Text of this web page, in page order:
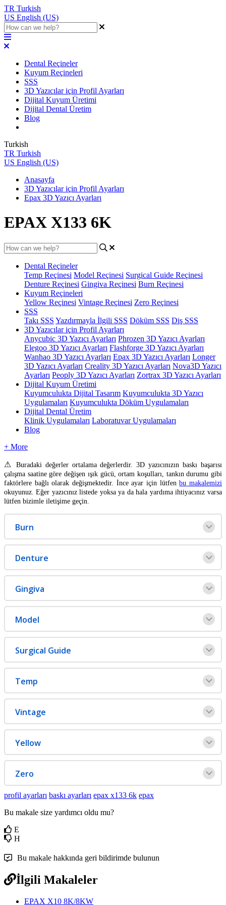
TR Turkish
US English (US)
Dental Reçineler
Kuyum Reçineleri
SSS
3D Yazıcılar için Profil Ayarları
Dijital Kuyum Üretimi
Dijital Dental Üretim
Blog
Turkish
TR Turkish
US English (US)
Anasayfa
3D Yazıcılar için Profil Ayarları
Epax 3D Yazıcı Ayarları
EPAX X133 6K
Dental Reçineler
Temp Reçinesi Model Reçinesi Surgical Guide Reçinesi
Denture Reçinesi Gingiva Reçinesi Burn Reçinesi
Kuyum Reçineleri
Yellow Reçinesi Vintage Reçinesi Zero Reçinesi
SSS
Takı SSS Yazdırmayla İlgili SSS Döküm SSS Diş SSS
3D Yazıcılar için Profil Ayarları
Anycubic 3D Yazıcı Ayarları Phrozen 3D Yazıcı Ayarları
Elegoo 3D Yazıcı Ayarları Flashforge 3D Yazıcı Ayarları
Wanhao 3D Yazıcı Ayarları Epax 3D Yazıcı Ayarları Longer
3D Yazıcı Ayarları Creality 3D Yazıcı Ayarları Nova3D Yazıcı
Ayarları Peoply 3D Yazıcı Ayarları Zortrax 3D Yazıcı Ayarları
Dijital Kuyum Üretimi
Kuyumculukta Dijital Tasarım Kuyumculukta 3D Yazıcı
Uygulamaları Kuyumculukta Döküm Uygulamaları
Dijital Dental Üretim
Klinik Uygulamaları Laboratuvar Uygulamaları
Blog
+ More
⚠ Buradaki değerler ortalama değerlerdir. 3D yazıcınızın baskı başarısı
çalışma saatine göre değişen ışık gücü ortam koşulları tankın durumu gibi
faktörlere bağlı olarak değişmektedir. İnce ayar için lütfen bu makalemizi
okuyunuz Eğer yazıcınız listede yoksa ya da hala yardıma ihtiyacınız varsa
lütfen bizimle iletişime geçin
Burn
Denture
Gingiva
Model
Surgical Guide
Temp
Vintage
Yellow
Zero
profil ayarları baskı ayarları epax x133 6k epax
Bu makale size yardımcı oldu mu?
E
H
Bu makale hakkında geri bildirimde bulunun
İlgili Makaleler
EPAX X10 8K/8KW